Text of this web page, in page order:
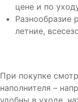
цене и по
Разнообразие
летние,
При покупке
наполнителя –
удобны в уходе,